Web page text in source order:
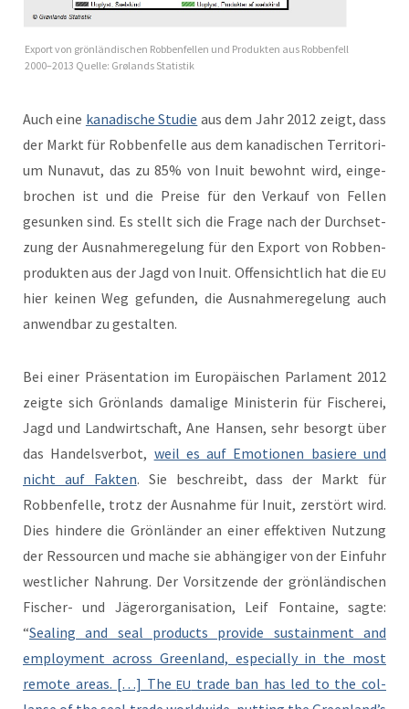
Export von grön­ländis­chen Robben­fellen und Pro­duk­ten aus Robben­fell
2000–2013 Quelle: Grø­lands Statistik
Auch eine kanadis­che Studie aus dem Jahr 2012 zeigt, dass
der Markt für Robben­felle aus dem kanadis­chen Ter­ri­to­ri­
um Nunavut, das zu 85% von Inu­it bewohnt wird, einge­
brochen ist und die Preise für den Verkauf von Fellen
gesunken sind. Es stellt sich die Frage nach der Durch­set­
zung der Aus­nah­meregelung für den Export von Robben­
pro­duk­ten aus der Jagd von Inu­it. Offen­sichtlich hat die EU
hier keinen Weg gefun­den, die Aus­nah­meregelung auch
anwend­bar zu gestalten.
Bei ein­er Präsen­ta­tion im Europäis­chen Par­la­ment 2012
zeigte sich Grön­lands dama­lige Min­is­terin für Fis­cherei,
Jagd und Land­wirtschaft, Ane Hansen, sehr besorgt über
das Han­delsver­bot, weil es auf Emo­tio­nen basiere und
nicht auf Fak­ten. Sie beschreibt, dass der Markt für
Robben­felle, trotz der Aus­nahme für Inu­it, zer­stört wird.
Dies hin­dere die Grön­län­der an ein­er effek­tiv­en Nutzung
der Ressourcen und mache sie abhängiger von der Ein­fuhr
west­lich­er Nahrung. Der Vor­sitzende der grön­ländis­chen
Fis­ch­er- und Jägeror­gan­i­sa­tion, Leif Fontaine, sagte:
“Seal­ing and seal prod­ucts pro­vide sus­tain­ment and
employ­ment across Green­land, espe­cial­ly in the most
remote areas. […] TheEU trade ban has led to the col­